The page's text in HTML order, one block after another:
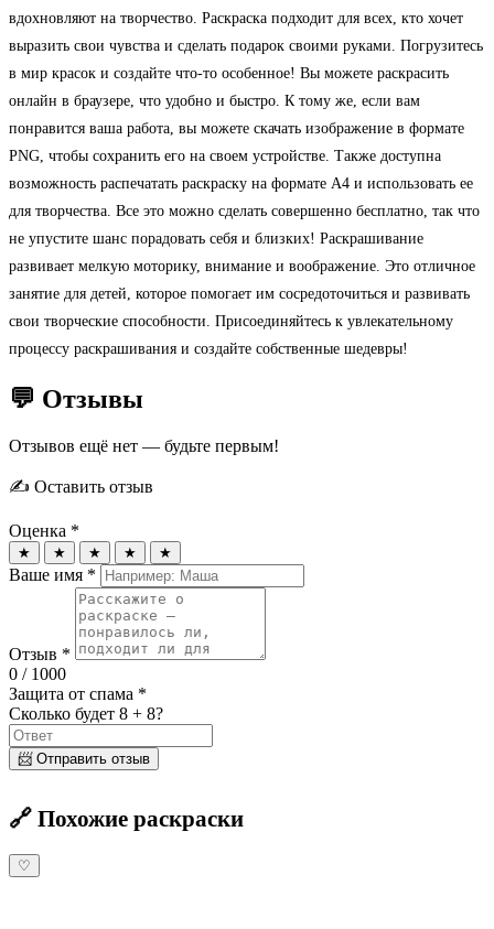
вдохновляют на творчество. Раскраска подходит для всех, кто хочет
выразить свои чувства и сделать подарок своими руками. Погрузитесь
в мир красок и создайте что-то особенное! Вы можете раскрасить
онлайн в браузере, что удобно и быстро. К тому же, если вам
понравится ваша работа, вы можете скачать изображение в формате
PNG, чтобы сохранить его на своем устройстве. Также доступна
возможность распечатать раскраску на формате А4 и использовать ее
для творчества. Все это можно сделать совершенно бесплатно, так что
не упустите шанс порадовать себя и близких! Раскрашивание
развивает мелкую моторику, внимание и воображение. Это отличное
занятие для детей, которое помогает им сосредоточиться и развивать
свои творческие способности. Присоединяйтесь к увлекательному
процессу раскрашивания и создайте собственные шедевры!
💬 Отзывы
Отзывов ещё нет — будьте первым!
✍️ Оставить отзыв
Оценка *
★ ★ ★ ★ ★
Ваше имя *
Отзыв *
0 / 1000
Защита от спама *
Сколько будет 8 + 8?
📨 Отправить отзыв
🔗 Похожие раскраски
♡